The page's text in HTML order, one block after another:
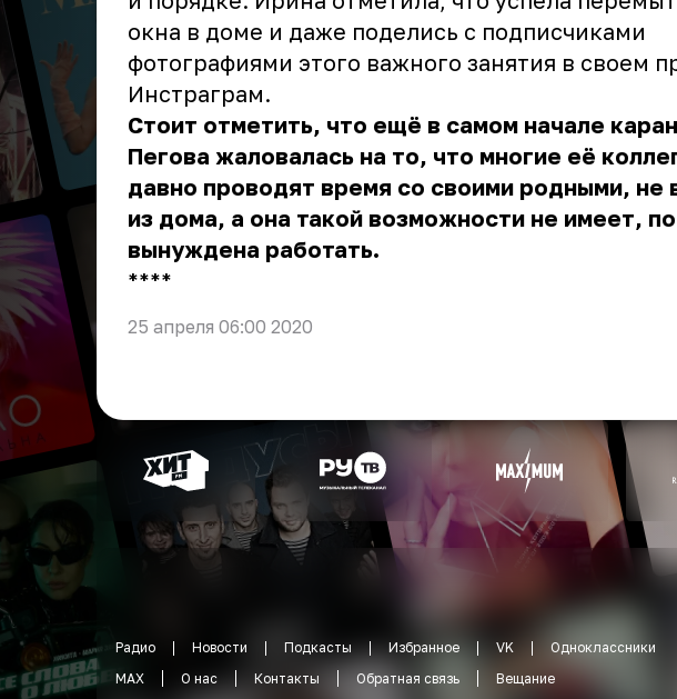
окна в доме и даже поделись с подписчиками
фотографиями этого важного занятия в своем
Инстраграм.
Стоит отметить, что ещё в самом начале
Пегова жаловалась на то, что многие её
давно проводят время со своими родными, не
из дома, а она такой возможности не имеет,
вынуждена работать.
** **
25 апреля 06:00 2020
Радио Новости Подкасты Избранное VK
Одноклассники
MAX
О нас Контакты Обратная связь Вещание